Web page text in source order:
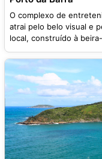
O complexo de
atrai pelo belo visual e
local, construído à